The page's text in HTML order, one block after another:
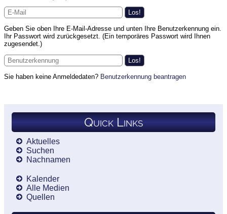
Geben Sie oben Ihre E-Mail-Adresse und unten Ihre Benutzerkennung ein.
Ihr Passwort wird zurückgesetzt. (Ein temporäres Passwort wird Ihnen
zugesendet.)
Sie haben keine Anmeldedaten? Benutzerkennung beantragen
Quick Links
Aktuelles
Suchen
Nachnamen
Kalender
Alle Medien
Quellen